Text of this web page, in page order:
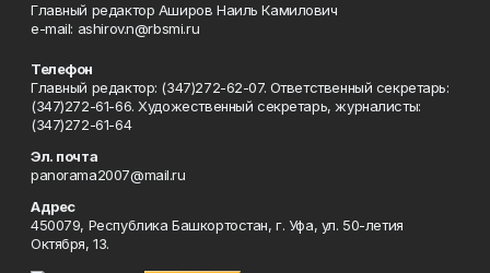
Главный редактор Аширов Наиль Камилович
e-mail: ashirov.n@rbsmi.ru
Телефон
Главный редактор: (347)272-62-07. Ответственный секретарь:
(347)272-61-66. Художественный секретарь, журналисты:
(347)272-61-64
Эл. почта
panorama2007@mail.ru
Адрес
450079, Республика Башкортостан, г. Уфа, ул. 50-летия
Октября, 13.